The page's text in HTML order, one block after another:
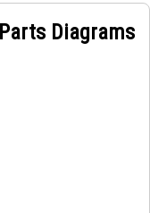
Parts Diagrams